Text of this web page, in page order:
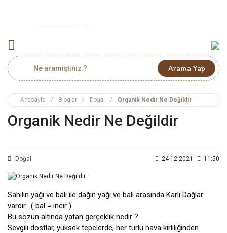
Arama Yap
Anasayfa Bloglar Doğal Organik Nedir Ne Değildir
Organik Nedir Ne Değildir
Doğal 24-12-2021 11:50
Sahilin yağı ve balı ile dağın yağı ve balı arasında Karlı Dağlar
vardır.  ( bal = incir )
Bu sözün altında yatan gerçeklik nedir ?
Sevgili dostlar, yüksek tepelerde, her türlü hava kirliliğinden